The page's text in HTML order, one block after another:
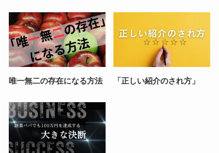
唯一無二の存在になる方法 「正しい紹介のされ方」